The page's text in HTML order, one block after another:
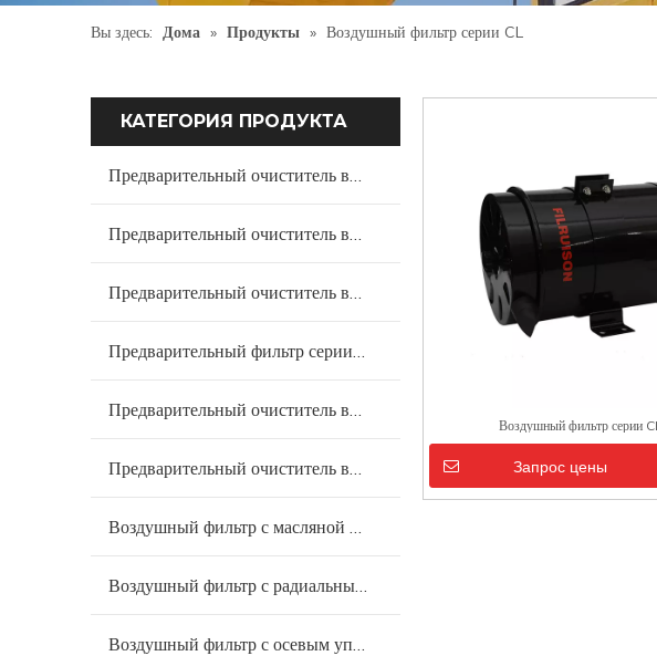
Вы здесь: Дома » Продукты » Воздушный фильтр серии CL
КАТЕГОРИЯ ПРОДУКТА
Предварительный очиститель воздуха серии PC
Предварительный очиститель воздуха серии KC
Предварительный очиститель воздуха серии DC
Предварительный фильтр серии PP
Предварительный очиститель воздуха серии PCP
Предварительный очиститель воздуха серии BCP
Воздушный фильтр с масляной ванной
Воздушный фильтр с радиальным уплотнением
Воздушный фильтр с осевым уплотнением
Воздушный фильтр серии
Запрос цены